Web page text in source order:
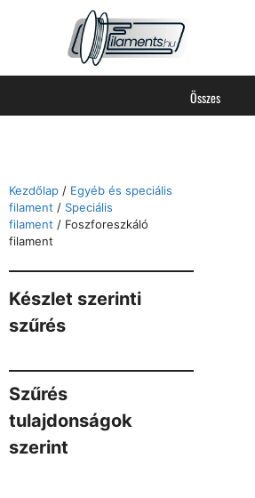
Összes
Kezdőlap / Egyéb és speciális
filament / Speciális
filament / Foszforeszkáló
filament
Készlet szerinti
szűrés
Szűrés
tulajdonságok
szerint